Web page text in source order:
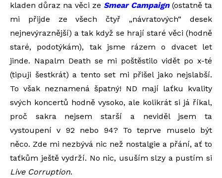
kladen důraz na věci ze Smear Campaign(ostatně ta
mi přijde ze všech čtyř „návratových“ desek
nejnevýraznější) a tak když se hrají staré věci (hodně
staré, podotýkám), tak jsme rázem o dvacet let
jinde. Napalm Death se mi poštěstilo vidět po x-té
(tipuji šestkrát) a tento set mi přišel jako nejslabší.
To však neznamená špatný! ND mají laťku kvality
svých koncertů hodně vysoko, ale kolikrát si já říkal,
proč sakra nejsem starší a neviděl jsem ta
vystoupení v 92 nebo 94? To teprve muselo být
něco. Zde mi nezbývá nic než nostalgie a přání, ať to
taťkům ještě vydrží. No nic, usuším slzy a pustím si
Live Corruption.